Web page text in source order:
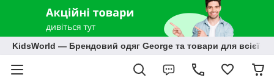
KidsWorld — Брендовий одяг George та товари для всієї